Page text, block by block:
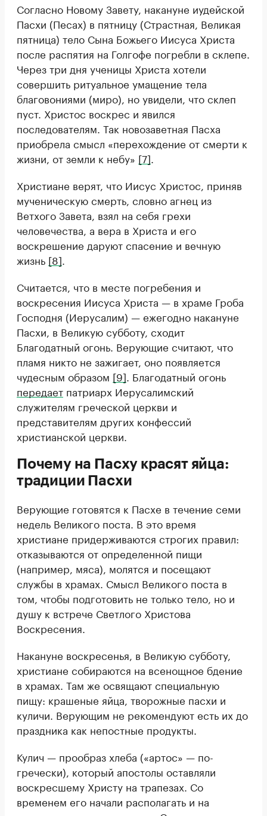
Согласно Новому Завету, накануне иудейской
Пасхи (Песах) в пятницу (Страстная, Великая
пятница) тело Сына Божьего Иисуса Христа
после распятия на Голгофе погребли в склепе.
Через три дня ученицы Христа хотели
совершить ритуальное умащение тела
благовониями (миро), но увидели, что склеп
пуст. Христос воскрес и явился
последователям. Так новозаветная Пасха
приобрела смысл «перехождение от смерти к
жизни, от земли к небу» [7].
Христиане верят, что Иисус Христос, приняв
мученическую смерть, словно агнец из
Ветхого Завета, взял на себя грехи
человечества, а вера в Христа и его
воскрешение даруют спасение и вечную
жизнь [8].
Считается, что в месте погребения и
воскресения Иисуса Христа — в храме Гроба
Господня (Иерусалим) — ежегодно накануне
Пасхи, в Великую субботу, сходит
Благодатный огонь. Верующие считают, что
пламя никто не зажигает, оно появляется
чудесным образом [9]. Благодатный огонь
передает патриарх Иерусалимский
служителям греческой церкви и
представителям других конфессий
христианской церкви.
Почему на Пасху красят яйца:
традиции Пасхи
Верующие готовятся к Пасхе в течение семи
недель Великого поста. В это время
христиане придерживаются строгих правил:
отказываются от определенной пищи
(например, мяса), молятся и посещают
службы в храмах. Смысл Великого поста в
том, чтобы подготовить не только тело, но и
душу к встрече Светлого Христова
Воскресения.
Накануне воскресенья, в Великую субботу,
христиане собираются на всенощное бдение
в храмах. Там же освящают специальную
пищу: крашеные яйца, творожные пасхи и
куличи. Верующим не рекомендуют есть их до
праздника как непостные продукты.
Кулич — прообраз хлеба («артос» — по-
гречески), который апостолы оставляли
воскресшему Христу на трапезах. Со
временем его начали располагать и на